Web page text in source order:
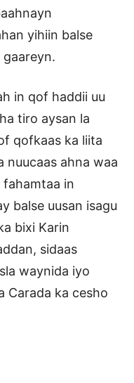
yihiin balse
in qof haddii uu
tiro aysan la
qofkaas ka liita
nuucaas ahna waa
fahamtaa in
balse uusan isagu
bixi Karin
sidaas
waynida iyo
Carada ka cesho